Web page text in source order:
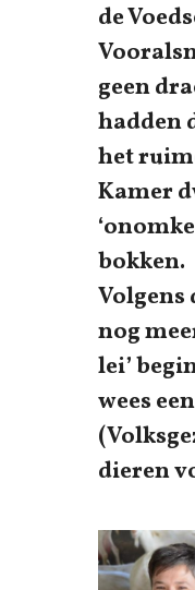
de
geen
hadden
het
Kamer
bokken.
Volgens
nog
lei’
wees
dieren